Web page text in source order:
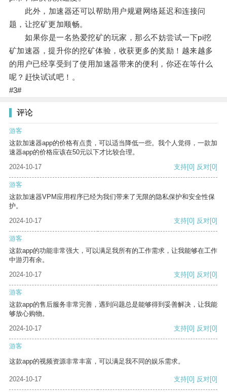
此外，加速器还可以帮助用户规避网络延迟和连接问
题，让挖矿更加顺畅。
如果你是一名热爱挖矿的玩家，那么不妨尝试一下pi挖
矿加速器，提升你的挖矿体验，收获更多的奖励！越来越多
的用户已经享受到了使用加速器带来的便利，你还在等什么
呢？赶快试试吧！。
#3#
评论
游客
这款加速器app的价格有点贵，可以适当降低一些。我个人觉得，一款加
速器app的价格应该在50元以下才比较合理。
2024-10-17
支持[0] 反对[0]
游客
这款加速器VPM应用程序已经为我们带来了无限的隐私保护和安全性保
护。
2024-10-17
支持[0] 反对[0]
游客
这款app的功能非常强大，可以满足我所有的工作需求，让我能够在工作
中游刃有余。
2024-10-17
支持[0] 反对[0]
游客
这款app的售后服务非常完善，遇到问题总是能够得到妥善解决，让我能
够放心购物。
2024-10-17
支持[0] 反对[0]
游客
这款app的视频资源非常丰富，可以满足我不同的娱乐需求。
2024-10-17 支持[0] 反对[0]